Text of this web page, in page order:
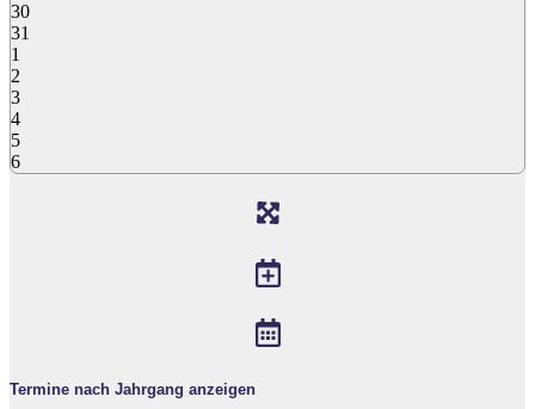
30
31
1
2
3
4
5
6
Termine nach Jahrgang anzeigen